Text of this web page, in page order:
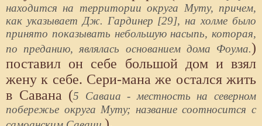
находится на территории округа Муту, причем,
как указывает Дж. Гардинер [29], на холме было
принято показывать небольшую насыпь, которая,
по преданию, являлась основанием дома Фоума.)
поставил он себе большой дом и взял
жену к себе. Сери-мана же остался жить
в Савана (5 Саваиа - местность на северном
побережье округа Муту; название соотносится с